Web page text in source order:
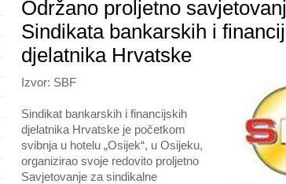
Održano proljetno
Sindikata bankarskih i
djelatnika Hrvatske
Izvor: SBF
Sindikat bankarskih i financijskih
djelatnika Hrvatske je početkom
svibnja u hotelu „Osijek“, u Osijeku,
organizirao svoje redovito proljetno
Savjetovanje za sindikalne